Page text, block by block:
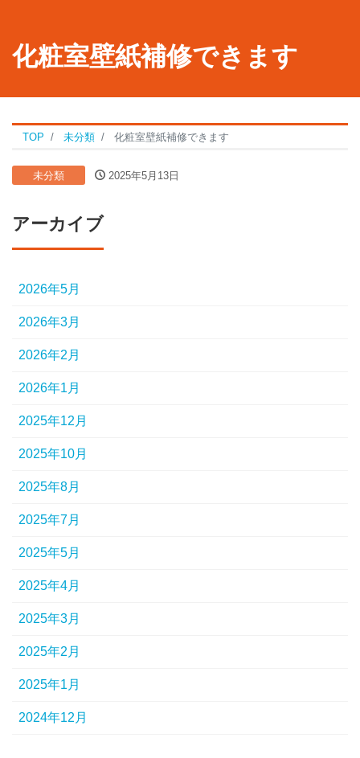
化粧室壁紙補修できます
TOP 未分類 化粧室壁紙補修できます
未分類 2025年5月13日
アーカイブ
2026年5月
2026年3月
2026年2月
2026年1月
2025年12月
2025年10月
2025年8月
2025年7月
2025年5月
2025年4月
2025年3月
2025年2月
2025年1月
2024年12月